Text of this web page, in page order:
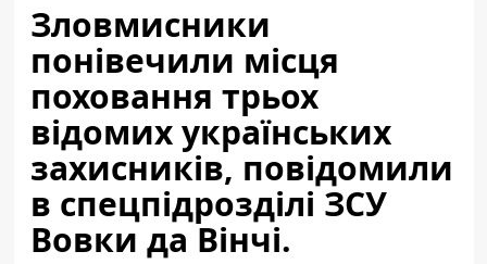
Зловмисники
понівечили місця
поховання трьох
відомих українських
захисників, повідомили
в спецпідрозділі ЗСУ
Вовки да Вінчі.